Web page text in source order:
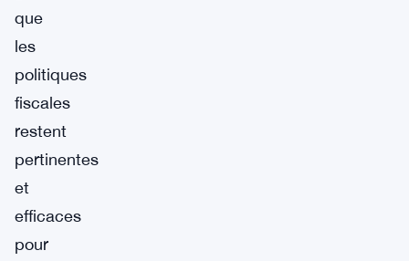
que
les
politiques
fiscales
restent
pertinentes
et
efficaces
pour